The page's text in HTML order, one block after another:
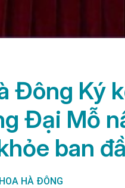
Đông Ký
Đại Mỗ
ban
HÀ ĐÔNG